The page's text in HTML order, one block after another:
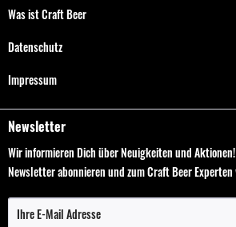
Was ist Craft Beer
Datenschutz
Impressum
Newsletter
Wir informieren Dich über Neuigkeiten und
Newsletter abonnieren und zum Craft Beer Experten